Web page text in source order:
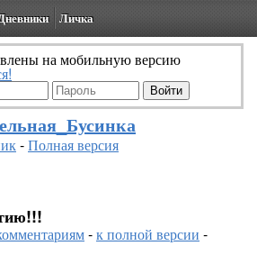
Личка
на мобильную версию
-Полная версия
-к полной версии -